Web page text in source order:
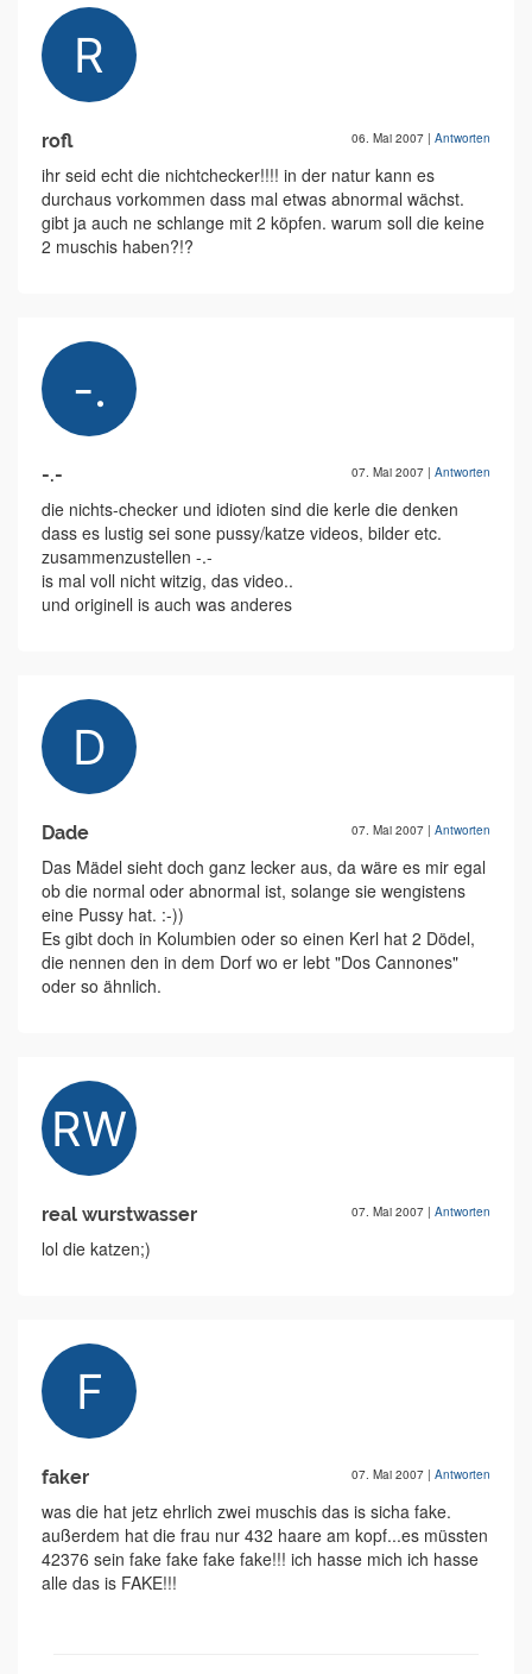
rofl 06. Mai 2007 | Antworten
ihr seid echt die nichtchecker!!!! in der natur kann es
durchaus vorkommen dass mal etwas abnormal wächst.
gibt ja auch ne schlange mit 2 köpfen. warum soll die keine
2 muschis haben?!?
-.- 07. Mai 2007 | Antworten
die nichts-checker und idioten sind die kerle die denken
dass es lustig sei sone pussy/katze videos, bilder etc.
zusammenzustellen -.-
is mal voll nicht witzig, das video..
und originell is auch was anderes
Dade 07. Mai 2007 | Antworten
Das Mädel sieht doch ganz lecker aus, da wäre es mir egal
ob die normal oder abnormal ist, solange sie wengistens
eine Pussy hat. :-))
Es gibt doch in Kolumbien oder so einen Kerl hat 2 Dödel,
die nennen den in dem Dorf wo er lebt "Dos Cannones"
oder so ähnlich.
real wurstwasser 07. Mai 2007 | Antworten
lol die katzen;)
faker 07. Mai 2007 | Antworten
was die hat jetz ehrlich zwei muschis das is sicha fake.
außerdem hat die frau nur 432 haare am kopf...es müssten
42376 sein fake fake fake fake!!! ich hasse mich ich hasse
alle das is FAKE!!!